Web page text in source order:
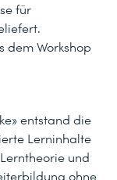
für
dem Workshop
entstand die
Lerninhalte
und
ohne